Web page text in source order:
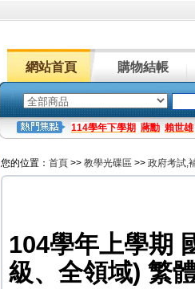
網站首頁 購物結帳
114學年下學期 蔣勳 賴世雄
您的位置： 首頁 >> 教學光碟區 >> 政府考試,
104學年上學期
級、全領域) 繁